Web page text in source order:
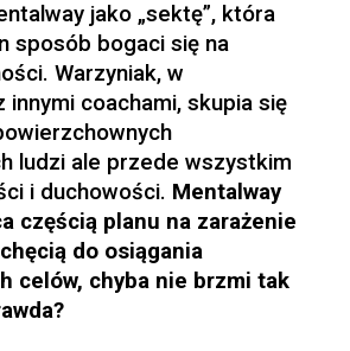
jako „sektę”, która
sposób bogaci się na
Warzyniak, w
innymi coachami, skupia się
ludzi ale przede wszystkim
i duchowości. Mentalway
częścią planu na zarażenie
do osiągania
celów, chyba nie brzmi tak